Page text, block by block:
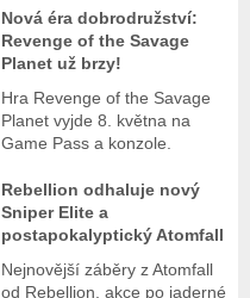
Nová éra dobrodružství:
Revenge of the Savage
Planet už brzy!
Hra Revenge of the Savage
Planet vyjde 8. května na
Game Pass a konzole.
Rebellion odhaluje nový
Sniper Elite a
postapokalyptický Atomfall
Nejnovější záběry z Atomfall
od Rebellion, akce po jaderné